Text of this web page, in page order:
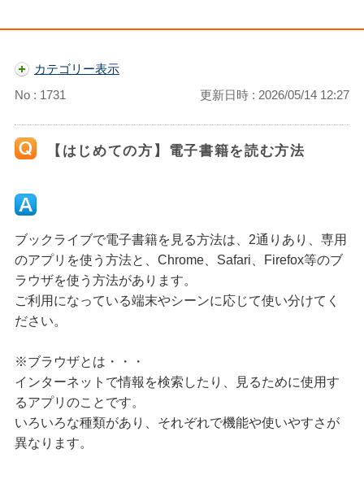
カテゴリー表示
No : 1731
更新日時 : 2026/05/14 12:27
【はじめての方】電子書籍を読む方法
ブックライブで電子書籍を見る方法は、2通りあり、専用
のアプリを使う方法と、Chrome、Safari、Firefox等のブ
ラウザを使う方法があります。
ご利用になっている端末やシーンに応じて使い分けてく
ださい。
※ブラウザとは・・・
インターネットで情報を検索したり、見るために使用す
るアプリのことです。
いろいろな種類があり、それぞれで機能や使いやすさが
異なります。